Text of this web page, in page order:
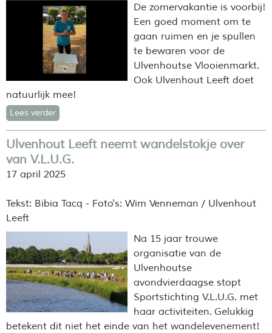
De zomervakantie is voorbij!
Een goed moment om te
gaan ruimen en je spullen
te bewaren voor de
Ulvenhoutse Vlooienmarkt.
Ook Ulvenhout Leeft doet
natuurlijk mee!
Lees verder
Ulvenhout Leeft neemt wandelstokje over
van V.L.U.G.
17 april 2025
Tekst: Bibia Tacq - Foto's: Wim Venneman / Ulvenhout
Leeft
Na 15 jaar trouwe
organisatie van de
Ulvenhoutse
avondvierdaagse stopt
Sportstichting V.L.U.G. met
haar activiteiten. Gelukkig
betekent dit niet het einde van het wandelevenement!